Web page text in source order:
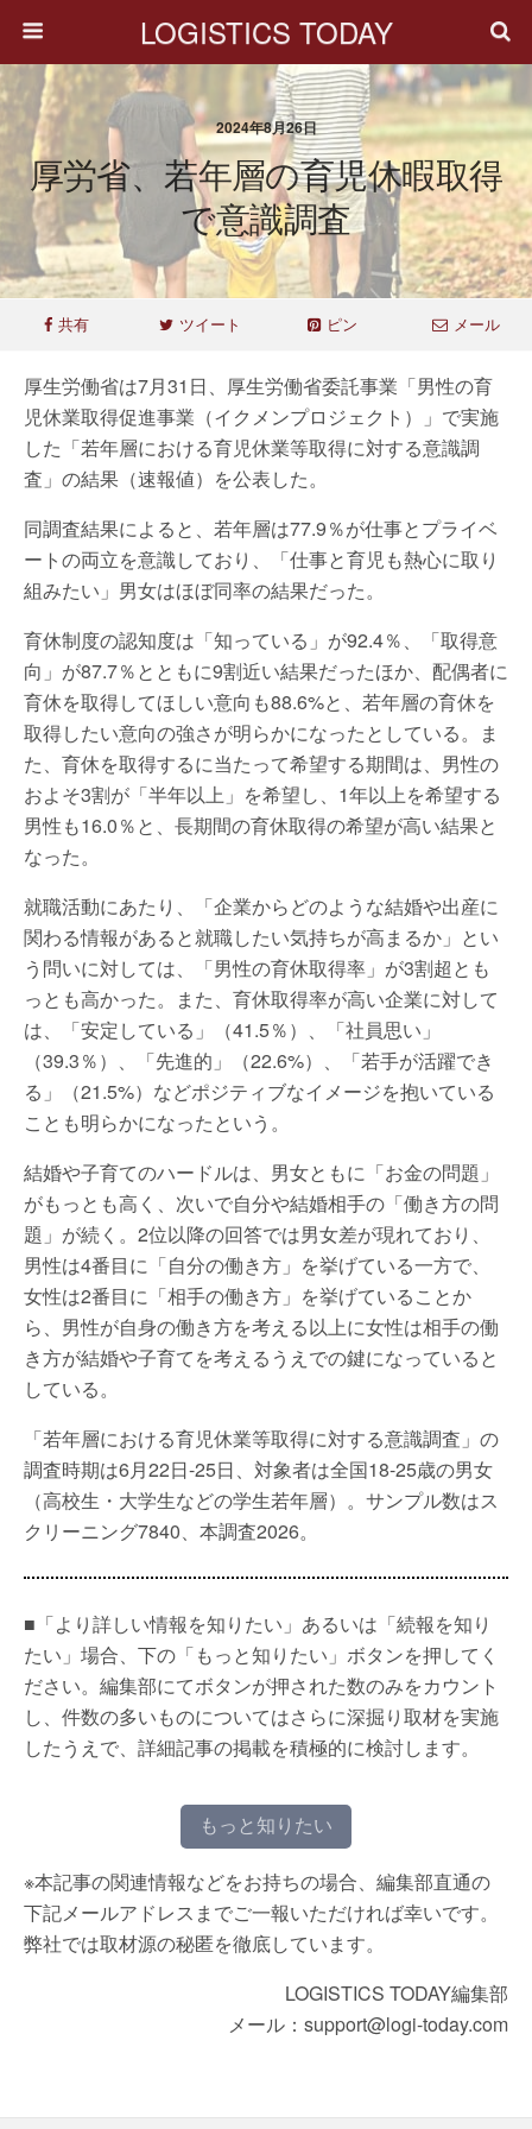
LOGISTICS TODAY
2024年8月26日
厚労省、若年層の育児休暇取得
で意識調査
共有 ツイート ピン メール
厚生労働省は7月31日、厚生労働省委託事業「男性の育
児休業取得促進事業（イクメンプロジェクト）」で実施
した「若年層における育児休業等取得に対する意識調
査」の結果（速報値）を公表した。
同調査結果によると、若年層は77.9％が仕事とプライベ
ートの両立を意識しており、「仕事と育児も熱心に取り
組みたい」男女はほぼ同率の結果だった。
育休制度の認知度は「知っている」が92.4％、「取得意
向」が87.7％とともに9割近い結果だったほか、配偶者に
育休を取得してほしい意向も88.6%と、若年層の育休を
取得したい意向の強さが明らかになったとしている。ま
た、育休を取得するに当たって希望する期間は、男性の
およそ3割が「半年以上」を希望し、1年以上を希望する
男性も16.0％と、長期間の育休取得の希望が高い結果と
なった。
就職活動にあたり、「企業からどのような結婚や出産に
関わる情報があると就職したい気持ちが高まるか」とい
う問いに対しては、「男性の育休取得率」が3割超とも
っとも高かった。また、育休取得率が高い企業に対して
は、「安定している」（41.5％）、「社員思い」
（39.3％）、「先進的」（22.6%）、「若手が活躍でき
る」（21.5%）などポジティブなイメージを抱いている
ことも明らかになったという。
結婚や子育てのハードルは、男女ともに「お金の問題」
がもっとも高く、次いで自分や結婚相手の「働き方の問
題」が続く。2位以降の回答では男女差が現れており、
男性は4番目に「自分の働き方」を挙げている一方で、
女性は2番目に「相手の働き方」を挙げていることか
ら、男性が自身の働き方を考える以上に女性は相手の働
き方が結婚や子育てを考えるうえでの鍵になっていると
している。
「若年層における育児休業等取得に対する意識調査」の
調査時期は6月22日-25日、対象者は全国18-25歳の男女
（高校生・大学生などの学生若年層）。サンプル数はス
クリーニング7840、本調査2026。
■「より詳しい情報を知りたい」あるいは「続報を知り
たい」場合、下の「もっと知りたい」ボタンを押してく
ださい。編集部にてボタンが押された数のみをカウント
し、件数の多いものについてはさらに深掘り取材を実施
したうえで、詳細記事の掲載を積極的に検討します。
もっと知りたい
※本記事の関連情報などをお持ちの場合、編集部直通の
下記メールアドレスまでご一報いただければ幸いです。
弊社では取材源の秘匿を徹底しています。
LOGISTICS TODAY編集部
メール：support@logi-today.com